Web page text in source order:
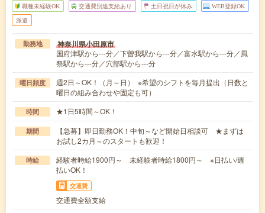
職種未経験OK 交通費別途支給あり 土日祝日が休み WEB登録OK
派遣
勤務地 神奈川県小田原市
国府津駅から---分／下曽我駅から---分／富水駅から---分／風
祭駅から---分／穴部駅から---分
曜日頻度
週2日～OK！（月～日） ※希望のシフトを毎月提出（日数と
曜日の組み合わせや固定も可）
時間 ★1日5時間～OK！
期間
【急募】即日勤務OK！中旬～など開始日相談可 ★まずは
お試し2カ月～のスタートも歓迎！
時給
経験者時給1900円～ 未経験者時給1800円～ ※日払い/週
払いOK！
交通費
交通費全額支給